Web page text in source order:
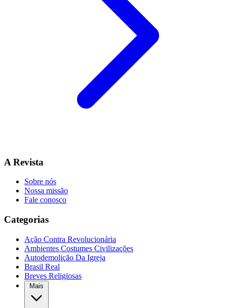
A Revista
Sobre nós
Nossa missão
Fale conosco
Categorias
Ação Contra Revolucionária
Ambientes Costumes Civilizações
Autodemolição Da Igreja
Brasil Real
Breves Religiosas
Mais